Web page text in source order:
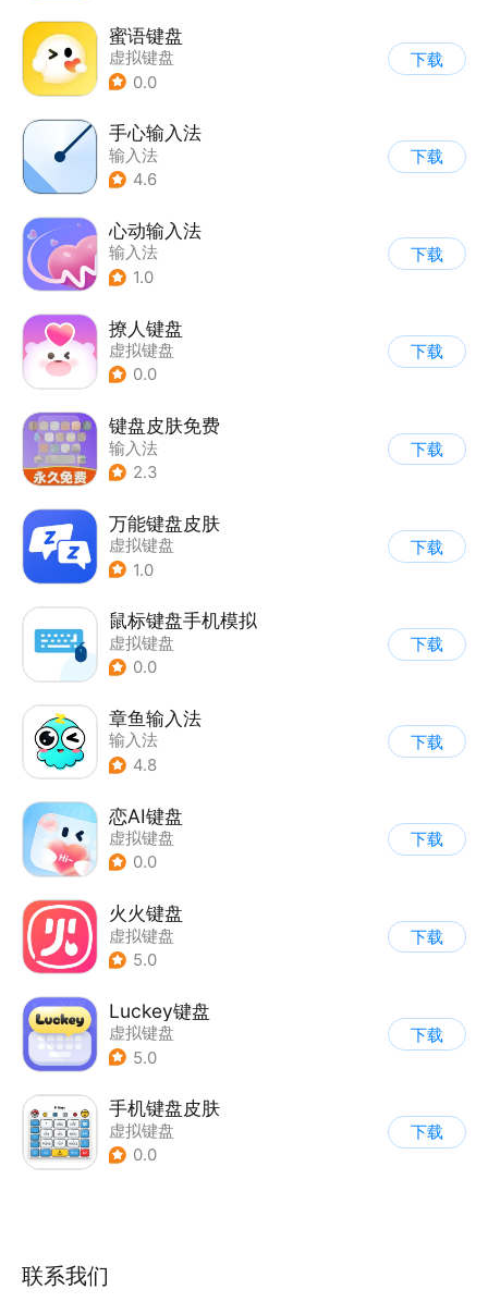
蜜语键盘
虚拟键盘
0.0
下载
手心输入法
输入法
4.6
下载
心动输入法
输入法
1.0
下载
撩人键盘
虚拟键盘
0.0
下载
键盘皮肤免费
输入法
2.3
下载
万能键盘皮肤
虚拟键盘
1.0
下载
鼠标键盘手机模拟
虚拟键盘
0.0
下载
章鱼输入法
输入法
4.8
下载
恋AI键盘
虚拟键盘
0.0
下载
火火键盘
虚拟键盘
5.0
下载
Luckey键盘
虚拟键盘
5.0
下载
手机键盘皮肤
虚拟键盘
0.0
下载
联系我们